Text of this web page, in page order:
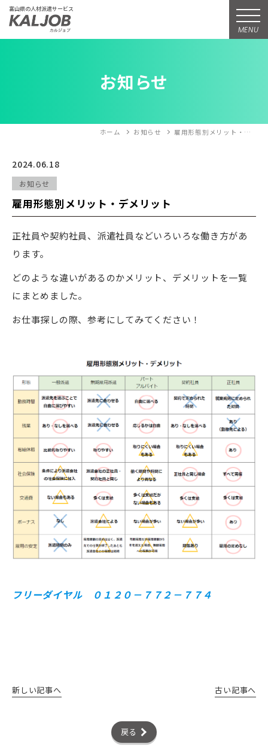
富山県の人材派遣サービス
MENU
お知らせ
ホーム お知らせ 雇用形態別メリット・…
2024.06.18
お知らせ
雇用形態別メリット・デメリット
正社員や契約社員、派遣社員などいろいろな働き方があ
ります。
どのような違いがあるのかメリット、デメリットを一覧
にまとめました。
お仕事探しの際、参考にしてみてください！
フリーダイヤル ０１２０－７７２－７７４
新しい記事へ 古い記事へ
戻る